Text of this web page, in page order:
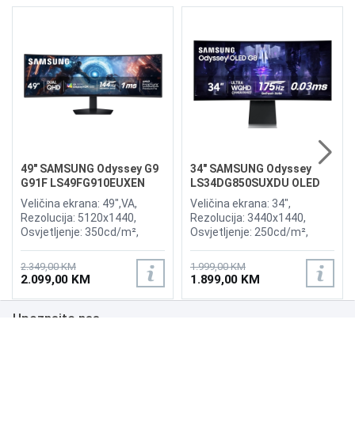
49" SAMSUNG Odyssey G9
G91F LS49FG910EUXEN
144Hz Gaming Curved
Display
Veličina ekrana: 49",VA,
Rezolucija: 5120x1440,
Osvjetljenje: 350cd/m²,
Osvježenje: 144Hz, AMD
FreeSync Premium Pro,
Priključci: 2xHDMI 2.1,
DisplayPort, 2xUSB 3.2, USB-
B
2.349,00 KM
2.099,00 KM
34" SAMSUNG Odyssey
LS34DG850SUXDU OLED
G8 175Hz Gaming Curved
Display
Veličina ekrana: 34",
Rezolucija: 3440x1440,
Osvjetljenje: 250cd/m²,
Osvježenje: 175Hz, AMD
FreeSync Premium,
Wireless LAN, Bluetooth ,
Priključci: 2xHDMI,
1.999,00 KM
1.899,00 KM
Upoznajte nas